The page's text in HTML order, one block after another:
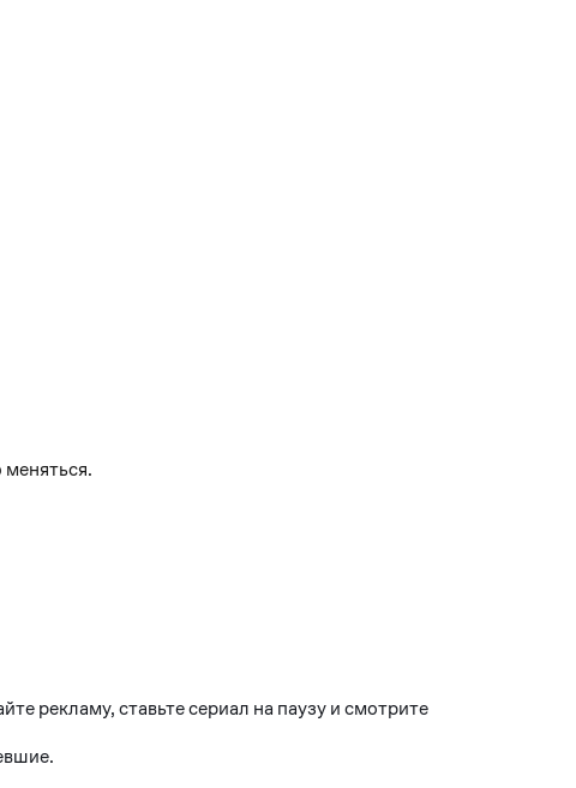
рекламу, ставьте сериал на паузу и смотрите